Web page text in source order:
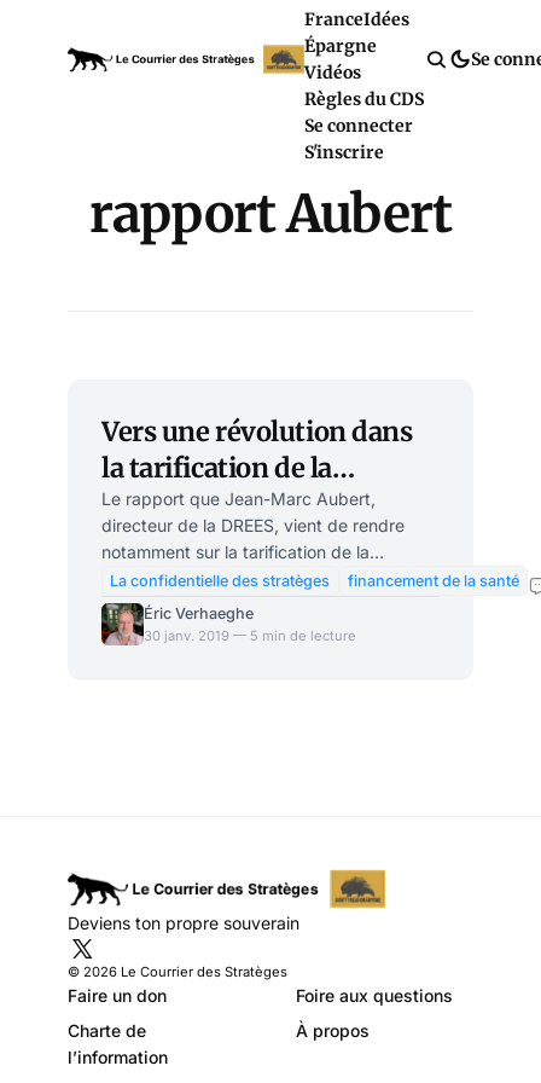
FranceIdées
Épargne
Vidéos
Règles du CDS
Se connecter
S'inscrire
Se
rapport Aubert
Vers une révolution dans
la tarification de la
médecine de ville et de la
sécurité sociale?
Le rapport que Jean-Marc Aubert,
directeur de la DREES, vient de rendre
notamment sur la tarification de la
médecine de ville, mais plus généralement
sur le financement de la santé publique en
France, propose des pistes de réformes
La confidentielle des stratèges
financement de la santé
Éric Verhaeghe
30 janv. 2019 — 5 min de lecture
Deviens ton propre souverain
© 2026 Le Courrier des Stratèges
Faire un don
Foire aux questions
Charte de
l’information
À propos